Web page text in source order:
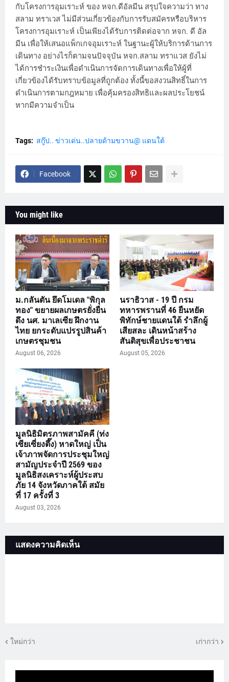
กับโครงการอุมเราะห์ ของ หจก.ดีอัลมีน สรุปใจความว่า ทาง
สลาม ทราเวส ไม่มีส่วนเกี่ยวข้องกับการรับสมัครหรือบริหาร
โครงการอุมเราะห์ เป็นเพียงได้รับการติดต่อจาก หจก. ดี อัล
มีน เพื่อให้เสนอแพ็กเกจอุมเราะห์ ในฐานะผู้ให้บริการด้านการ
เดินทาง อย่างไรก็ตามจนปัจจุบัน หจก.สลาม ทราแวส ยังไม่
ได้การชำระเงินเพื่อดำเนินการจัดการเดินทางเพื่อให้ผู้ที่
เกี่ยวข้องได้รับทราบข้อมูลที่ถูกต้อง ทั้งนี้ขอสงวนสิทธิ์ในการ
ดำเนินการตามกฎหมาย เพื่อคุ้มครองสิทธิและผลประโยชน์
หากมีความจำเป็น
Tags: สกู๊ป.. ข่าวเด่น..ปลายด้ามขวาน@ แดนใต้
Facebook
You might like
ม.กลันตัน ยึดโมเดล "พิกุล
ทอง" ขยายผลเกษตรยั่งยืน
ดึง นศ. มาเลเซีย ฝึกงาน
ไทย ยกระดับแปรรูปสินค้า
เกษตรชุมชน
August 06, 2026
นราธิวาส - 19 ปี กรม
ทหารพรานที่ 46 ยืนหยัด
พิทักษ์ชายแดนใต้ รำลึกผู้
เสียสละ เดินหน้าสร้าง
สันติสุขเพื่อประชาชน
August 05, 2026
มูลนิธิมิตรภาพสามัคคี (ท่ง
เซียเซี่ยงตึ๊ง) หาดใหญ่ เป็น
เจ้าภาพจัดการประชุมใหญ่
สามัญประจำปี 2569 ของ
มูลนิธิสงเคราะห์ผู้ประสบ
ภัย 14 จังหวัดภาคใต้ สมัย
ที่ 17 ครั้งที่ 3
August 03, 2026
แสดงความคิดเห็น
ใหม่กว่า เก่ากว่า